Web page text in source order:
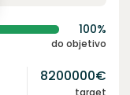
100%
do objetivo
8200000€
target